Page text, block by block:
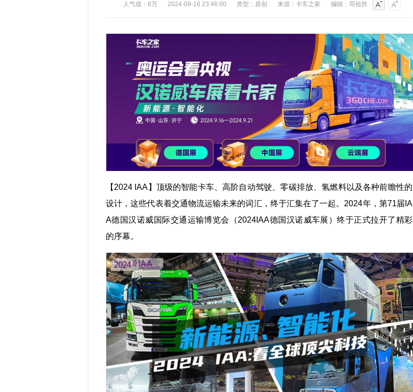
人气值：8万 2024-09-16 23:46:00 类型：原创 来源：卡车之家 编辑：苟祖胜
【2024 IAA】顶级的智能卡车、高阶自动驾驶、零碳排放、氢燃料以及各种前瞻性的
设计，这些代表着交通物流运输未来的词汇，终于汇集在了一起。2024年，第71届IA
A德国汉诺威国际交通运输博览会（2024IAA德国汉诺威车展）终于正式拉开了精彩
的序幕。